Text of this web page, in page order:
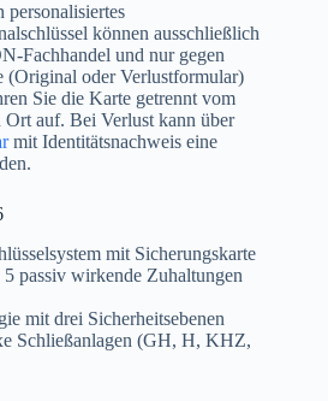
personalisiertes
können ausschließlich
Fachhandel und nur gegen
(Original oder Verlustformular)
Sie die Karte getrennt vom
Ort auf. Bei Verlust kann über
mit Identitätsnachweis eine
mit Sicherungskarte
passiv wirkende Zuhaltungen
mit drei Sicherheitsebenen
Schließanlagen (GH, H, KHZ,